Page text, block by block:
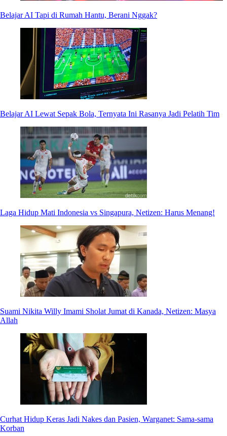
Belajar AI Tapi di Rumah Hantu, Berani Nggak?
Belajar AI Lewat Sepak Bola, Ternyata Ini Rasanya Jadi Pelatih Tim
Laga Hidup Mati Indonesia vs Singapura, Netizen: Harus Menang!
Suami Nikita Willy Imami Sholat Jumat di Kanada, Netizen: Masya
Allah
Curhat Hidup Keras Jadi Nakes dan Pasien, Warganet: Sama-sama
Korban